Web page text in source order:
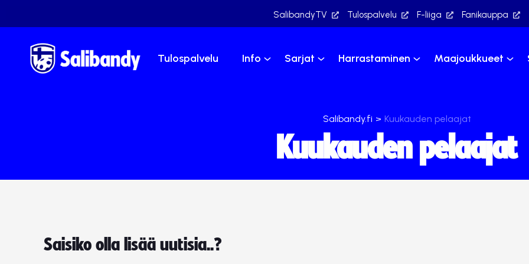
SalibandyTV Tulospalvelu F-liiga Fanikauppa
Tulospalvelu Info Sarjat Harrastaminen Maajoukkueet
Salibandy.fi > Kuukauden pelaajat
Kuukauden pelaajat
Saisiko olla lisää uutisia..?